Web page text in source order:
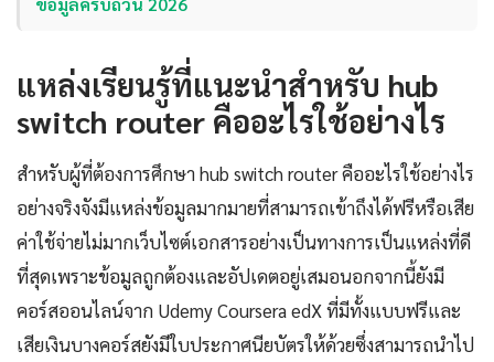
แหล่งเรียนรู้ที่แนะนำสำหรับ hub
switch router คืออะไรใช้อย่างไร
สำหรับผู้ที่ต้องการศึกษา hub switch router คืออะไรใช้อย่างไร
อย่างจริงจังมีแหล่งข้อมูลมากมายที่สามารถเข้าถึงได้ฟรีหรือเสีย
ค่าใช้จ่ายไม่มากเว็บไซต์เอกสารอย่างเป็นทางการเป็นแหล่งที่ดี
ที่สุดเพราะข้อมูลถูกต้องและอัปเดตอยู่เสมอนอกจากนี้ยังมี
คอร์สออนไลน์จาก Udemy Coursera edX ที่มีทั้งแบบฟรีและ
เสียเงินบางคอร์สยังมีใบประกาศนียบัตรให้ด้วยซึ่งสามารถนำไป